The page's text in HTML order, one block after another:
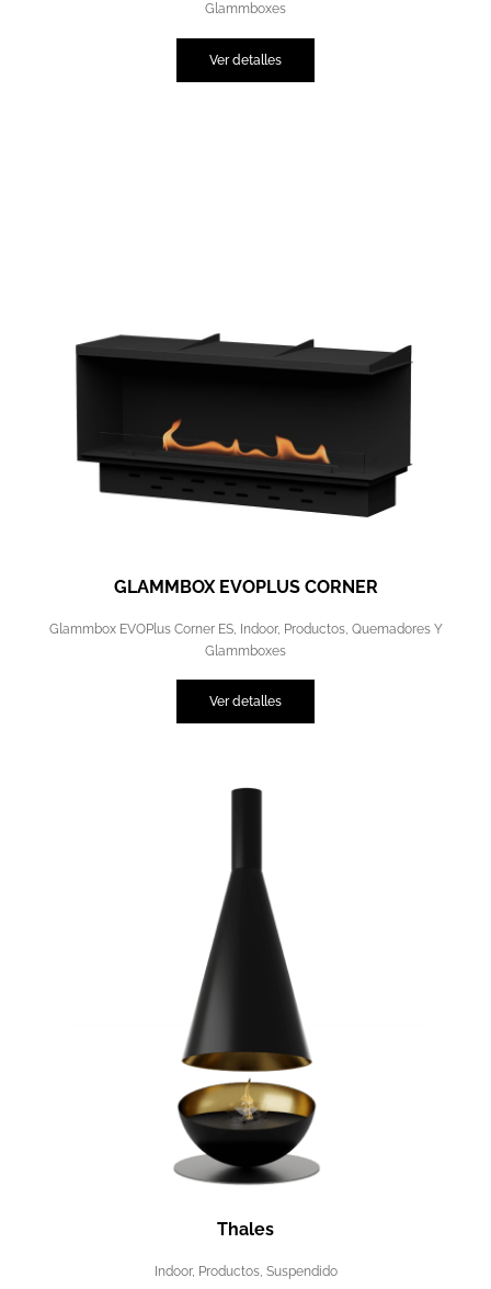
Glammboxes
Ver detalles
GLAMMBOX EVOPLUS CORNER
Glammbox EVOPlus Corner ES, Indoor, Productos, Quemadores Y
Glammboxes
Ver detalles
Thales
Indoor, Productos, Suspendido